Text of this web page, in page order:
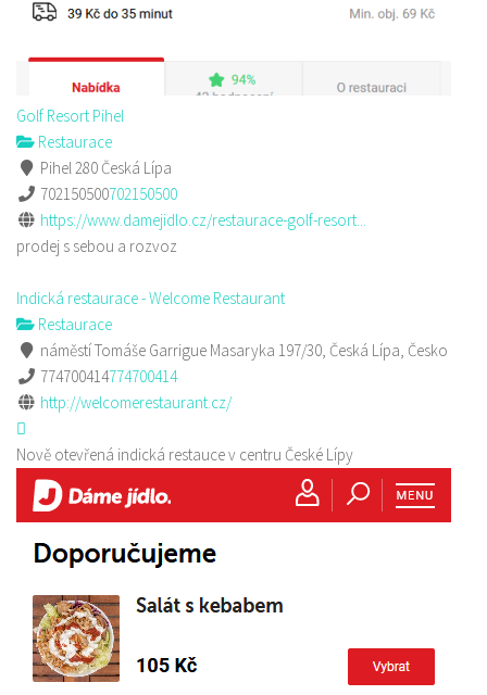
Golf Resort Pihel
Restaurace
Pihel 280 Česká Lípa
702150500702150500
https://www.damejidlo.cz/restaurace-golf-resort...
prodej s sebou a rozvoz
Indická restaurace - Welcome Restaurant
Restaurace
náměstí Tomáše Garrigue Masaryka 197/30, Česká Lípa, Česko
774700414774700414
http://welcomerestaurant.cz/
Nově otevřená indická restauce v centru České Lípy